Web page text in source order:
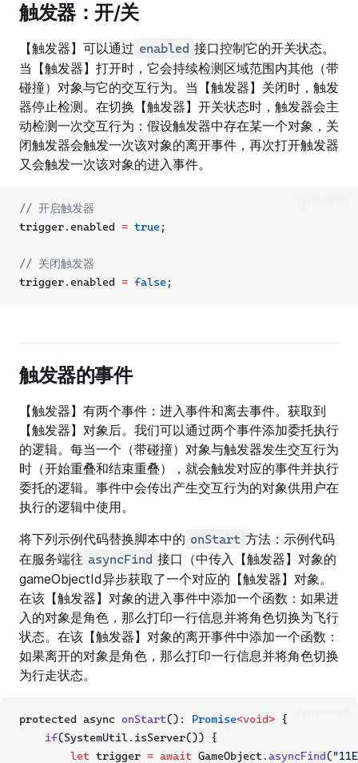
触发器：开/关
【触发器】可以通过 enabled 接口控制它的开关状态。
当【触发器】打开时，它会持续检测区域范围内其他（带
碰撞）对象与它的交互行为。当【触发器】关闭时，触发
器停止检测。在切换【触发器】开关状态时，触发器会主
动检测一次交互行为：假设触发器中存在某一个对象，关
闭触发器会触发一次该对象的离开事件，再次打开触发器
又会触发一次该对象的进入事件。
// 开启触发器
trigger.enabled = true;
// 关闭触发器
trigger.enabled = false;
触发器的事件
【触发器】有两个事件：进入事件和离去事件。获取到
【触发器】对象后。我们可以通过两个事件添加委托执行
的逻辑。每当一个（带碰撞）对象与触发器发生交互行为
时（开始重叠和结束重叠），就会触发对应的事件并执行
委托的逻辑。事件中会传出产生交互行为的对象供用户在
执行的逻辑中使用。
将下列示例代码替换脚本中的 onStart 方法：示例代码
在服务端往 asyncFind 接口（中传入【触发器】对象的
gameObjectId异步获取了一个对应的【触发器】对象。
在该【触发器】对象的进入事件中添加一个函数：如果进
入的对象是角色，那么打印一行信息并将角色切换为飞行
状态。在该【触发器】对象的离开事件中添加一个函数：
如果离开的对象是角色，那么打印一行信息并将角色切换
为行走状态。
protected async onStart(): Promise<void> {
if(SystemUtil.isServer()) {
let trigger = await GameObject.asyncFind(